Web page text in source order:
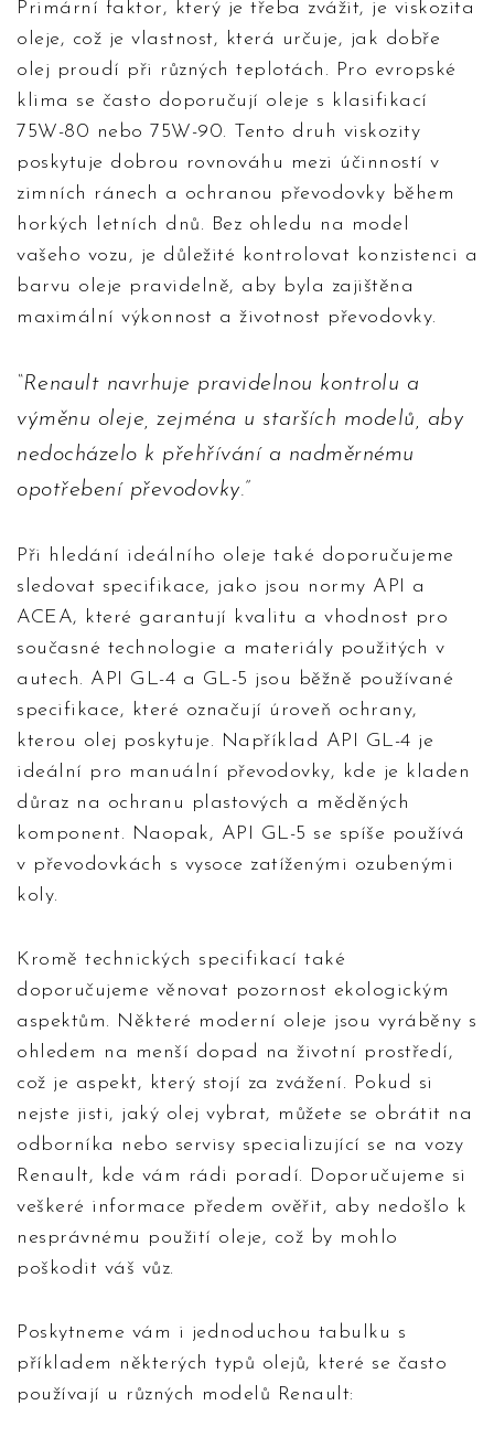
Primární faktor, který je třeba zvážit, je viskozita
oleje, což je vlastnost, která určuje, jak dobře
olej proudí při různých teplotách. Pro evropské
klima se často doporučují oleje s klasifikací
75W-80 nebo 75W-90. Tento druh viskozity
poskytuje dobrou rovnováhu mezi účinností v
zimních ránech a ochranou převodovky během
horkých letních dnů. Bez ohledu na model
vašeho vozu, je důležité kontrolovat konzistenci a
barvu oleje pravidelně, aby byla zajištěna
maximální výkonnost a životnost převodovky.
Renault navrhuje pravidelnou kontrolu a
výměnu oleje, zejména u starších modelů, aby
nedocházelo k přehřívání a nadměrnému
opotřebení převodovky.
Při hledání ideálního oleje také doporučujeme
sledovat specifikace, jako jsou normy API a
ACEA, které garantují kvalitu a vhodnost pro
současné technologie a materiály použitých v
autech. API GL-4 a GL-5 jsou běžně používané
specifikace, které označují úroveň ochrany,
kterou olej poskytuje. Například API GL-4 je
ideální pro manuální převodovky, kde je kladen
důraz na ochranu plastových a měděných
komponent. Naopak, API GL-5 se spíše používá
v převodovkách s vysoce zatíženými ozubenými
koly.
Kromě technických specifikací také
doporučujeme věnovat pozornost ekologickým
aspektům. Některé moderní oleje jsou vyráběny s
ohledem na menší dopad na životní prostředí,
což je aspekt, který stojí za zvážení. Pokud si
nejste jisti, jaký olej vybrat, můžete se obrátit na
odborníka nebo servisy specializující se na vozy
Renault, kde vám rádi poradí. Doporučujeme si
veškeré informace předem ověřit, aby nedošlo k
nesprávnému použití oleje, což by mohlo
poškodit váš vůz.
Poskytneme vám i jednoduchou tabulku s
příkladem některých typů olejů, které se často
používají u různých modelů Renault: